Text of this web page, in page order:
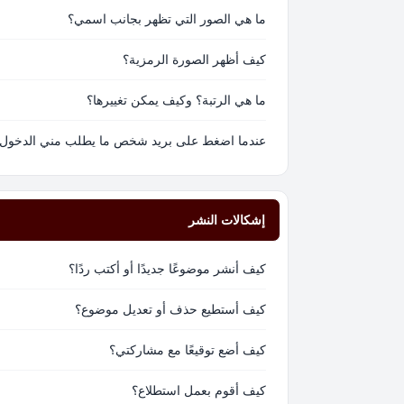
ما هي الصور التي تظهر بجانب اسمي؟
كيف أظهر الصورة الرمزية؟
ما هي الرتبة؟ وكيف يمكن تغييرها؟
عندما اضغط على بريد شخص ما يطلب مني
إشكالات النشر
كيف أنشر موضوعًا جديدًا أو أكتب ردًا؟
كيف أستطيع حذف أو تعديل موضوع؟
كيف أضع توقيعًا مع مشاركتي؟
كيف أقوم بعمل استطلاع؟